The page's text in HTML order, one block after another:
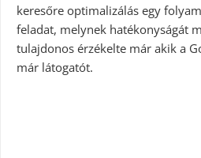
keresőre optimalizálás egy
feladat, melynek hatékonyságát
tulajdonos érzékelte már akik a
már látogatót.